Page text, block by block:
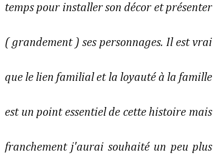
temps pour installer son décor et présenter
( grandement ) ses personnages. Il est vrai
que le lien familial et la loyauté à la famille
est un point essentiel de cette histoire mais
franchement j'aurai souhaité un peu plus